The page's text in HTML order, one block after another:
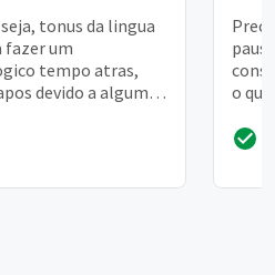
tonus da lingua
fazer um
tempo atras,
devido a algumas
o